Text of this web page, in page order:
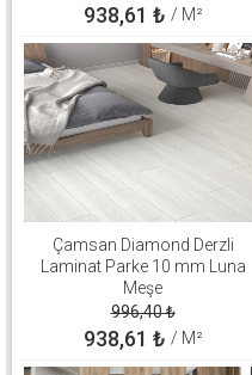
938,61 ₺ / M²
Çamsan Diamond Derzli
Laminat Parke 10 mm Luna
Meşe
996,40₺
938,61 ₺ / M²